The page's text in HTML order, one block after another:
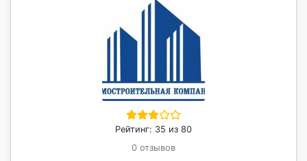
Рейтинг: 35 из 80
0 отзывов